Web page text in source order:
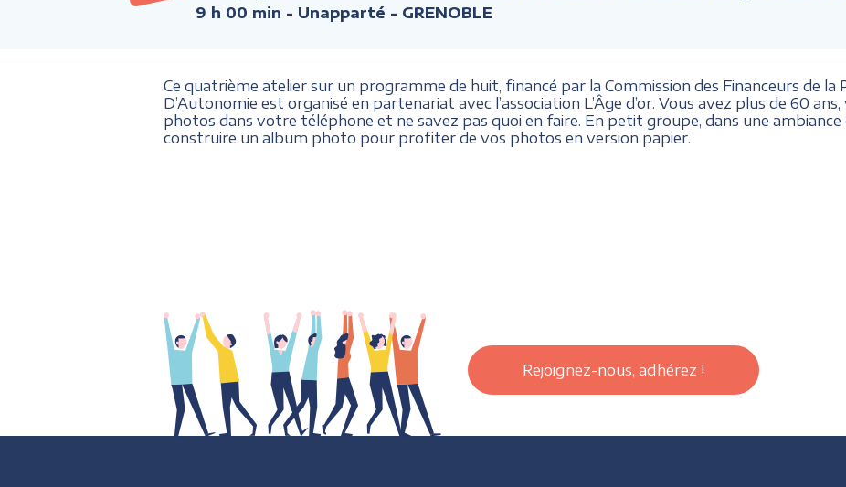
9 h 00 min - Unapparté - GRENOBLE
Ce quatrième atelier sur un programme de huit, financé par la Commission des Financeurs de la
D’Autonomie est organisé en partenariat avec l’association L’Âge d’or. Vous avez plus de 60
photos dans votre téléphone et ne savez pas quoi en faire. En petit groupe, dans une
construire un album photo pour profiter de vos photos en version papier.
Rejoignez-nous, adhérez !